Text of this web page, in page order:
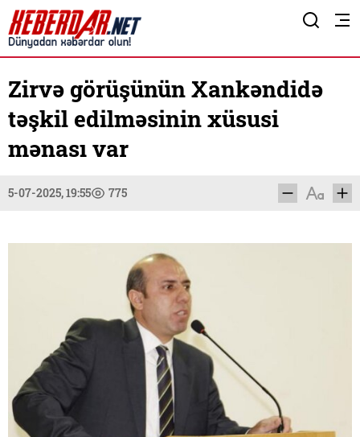
Zirvə görüşünün Xankəndidə
təşkil edilməsinin xüsusi
mənası var
5-07-2025, 19:55 775